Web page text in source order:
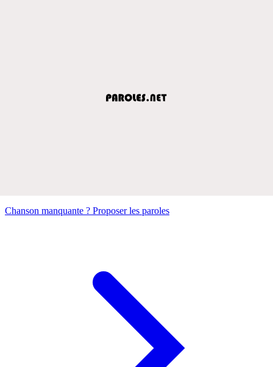
Chanson manquante ? Proposer les paroles